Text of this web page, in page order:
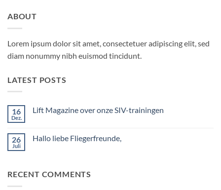
ABOUT
Lorem ipsum dolor sit amet, consectetuer adipiscing elit, sed
diam nonummy nibh euismod tincidunt.
LATEST POSTS
16
Dez.
Lift Magazine over onze SIV-trainingen
Lift
trainingen
26
Juli
Hallo liebe Fliegerfreunde,
liebe
RECENT COMMENTS